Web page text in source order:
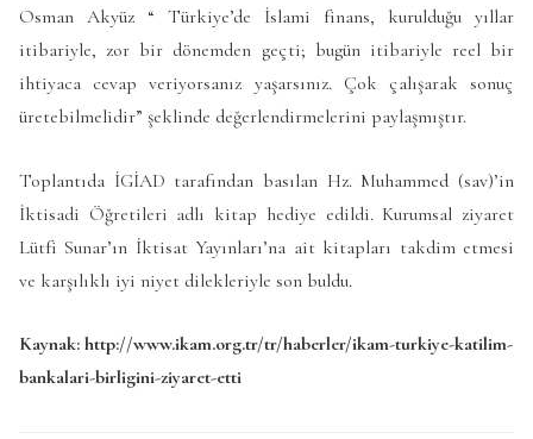
Osman Akyüz “ Türkiye’de İslami finans, kurulduğu yıllar
itibariyle, zor bir dönemden geçti; bugün itibariyle reel bir
ihtiyaca cevap veriyorsanız yaşarsınız. Çok çalışarak sonuç
üretebilmelidir” şeklinde değerlendirmelerini paylaşmıştır.
Toplantıda İGİAD tarafından basılan Hz. Muhammed (sav)’in
İktisadi Öğretileri adlı kitap hediye edildi. Kurumsal ziyaret
Lütfi Sunar’ın İktisat Yayınları’na ait kitapları takdim etmesi
ve karşılıklı iyi niyet dilekleriyle son buldu.
Kaynak: http://www.ikam.org.tr/tr/haberler/ikam-turkiye-katilim-
bankalari-birligini-ziyaret-etti